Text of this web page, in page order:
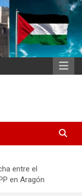
entre el
en Aragón